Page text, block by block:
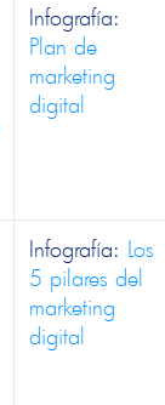
Infografía:
Plan de
marketing
digital
Infografía: Los
5 pilares del
marketing
digital